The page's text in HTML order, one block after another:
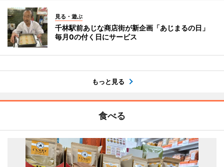
見る・遊ぶ
千林駅前あじな商店街が新企画「あじまるの日」
毎月0の付く日にサービス
もっと見る
食べる